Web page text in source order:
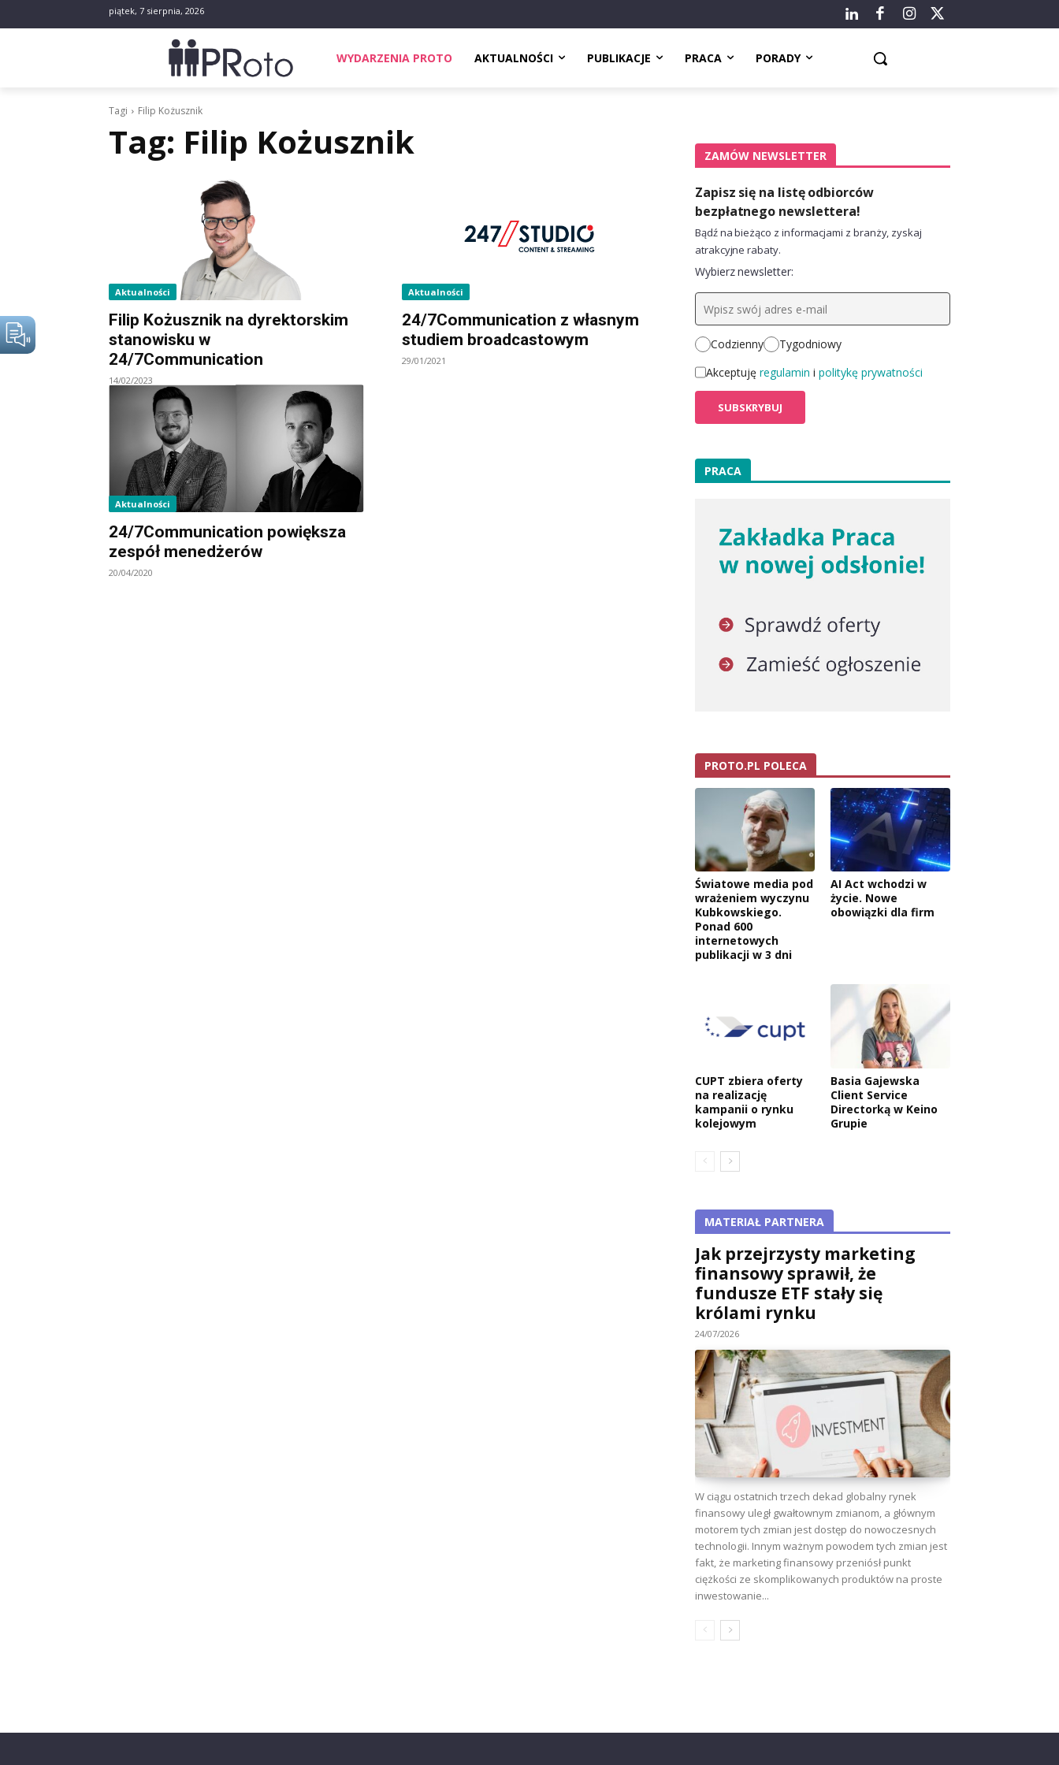
piątek, 7 sierpnia, 2026
WYDARZENIA PROTO AKTUALNOŚCI PUBLIKACJE PRACA PORADY
Tagi Filip Kożusznik
Tag: Filip Kożusznik
Aktualności
Filip Kożusznik na dyrektorskim
stanowisku w
24/7Communication
14/02/2023
Aktualności
24/7Communication z własnym
studiem broadcastowym
29/01/2021
Aktualności
24/7Communication powiększa
zespół menedżerów
20/04/2020
ZAMÓW NEWSLETTER
Zapisz się na listę odbiorców
bezpłatnego newslettera!
Bądź na bieżąco z informacjami z branży, zyskaj
atrakcyjne rabaty.
Wybierz newsletter:
Codzienny
Tygodniowy
Akceptuję regulamin i politykę prywatności
PRACA
PROTO.PL POLECA
Światowe media pod
wrażeniem wyczynu
Kubkowskiego.
Ponad 600
internetowych
publikacji w 3 dni
AI Act wchodzi w
życie. Nowe
obowiązki dla firm
CUPT zbiera oferty
na realizację
kampanii o rynku
kolejowym
Basia Gajewska
Client Service
Directorką w Keino
Grupie
MATERIAŁ PARTNERA
Jak przejrzysty marketing
finansowy sprawił, że
fundusze ETF stały się
królami rynku
24/07/2026
W ciągu ostatnich trzech dekad globalny rynek
finansowy uległ gwałtownym zmianom, a głównym
motorem tych zmian jest dostęp do nowoczesnych
technologii. Innym ważnym powodem tych zmian jest
fakt, że marketing finansowy przeniósł punkt
ciężkości ze skomplikowanych produktów na proste
inwestowanie...